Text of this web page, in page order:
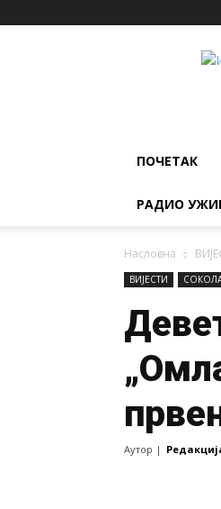
ПОЧЕТАК
РАДИО
Насловна
ВИЈЕСТИ
Аутор |